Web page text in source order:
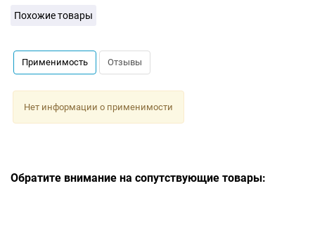
Похожие товары
Применимость Отзывы
Нет информации о применимости
Обратите внимание на сопутствующие товары: